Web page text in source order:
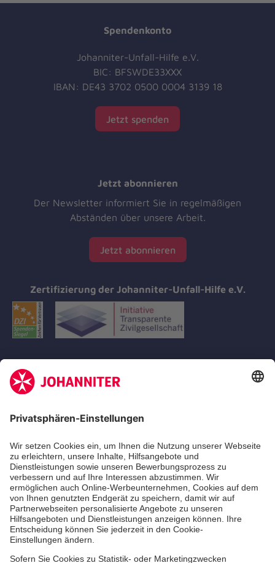
Spendenkonto
Johanniter-Unfall-Hilfe e.V.
BIC: BFSWDE33XXX
IBAN: DE43 3702 0500 0004 3139 18
Jetzt spenden
Jetzt abonnieren
Der Newsletter informiert Sie in regelmäßigen
Abständen über unsere Arbeit.
Jetzt abonnieren
Zertifizierung der Johanniter-Unfall-Hilfe e.V.
Erste-Hilfe-Kurse
Jobs
Ehrenamt
Freiwilligendienst
Johanniter-Jugend
Spendenprojekte